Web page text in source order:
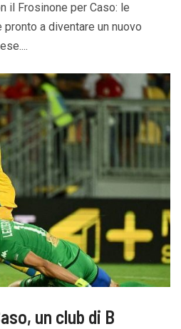
il Frosinone per Caso: le
a diventare un nuovo
un club di B